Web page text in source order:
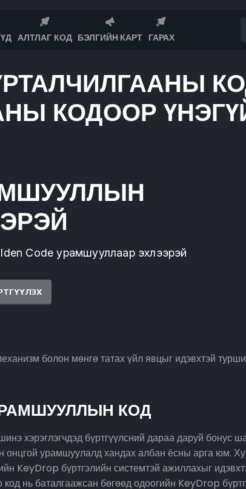
АЛТЛАГ КОД БЭЛГИЙН КАРТ ГАРАХ
КОДООР
Code урамшууллаар эхлээрэй
болон мөнгө татах үйл явцыг идэвхтэй
КОД
хэрэглэгчдэд бүртгүүлсний дараа даруй бонус
урамшуулалд хандах албан ёсны арга юм.
KeyDrop бүртгэлийн системтэй ажиллахыг
нь баталгаажсан бөгөөд одоогийн KeyDrop